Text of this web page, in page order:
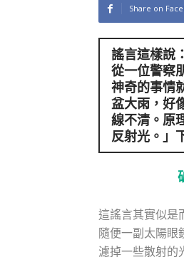
Share on
謠言這樣說
從一位警察
神奇的事情
盆大雨，好
線不清。原
反射光。」
這謠言其實似是
隨便一副太陽眼
濾掉一些散射的